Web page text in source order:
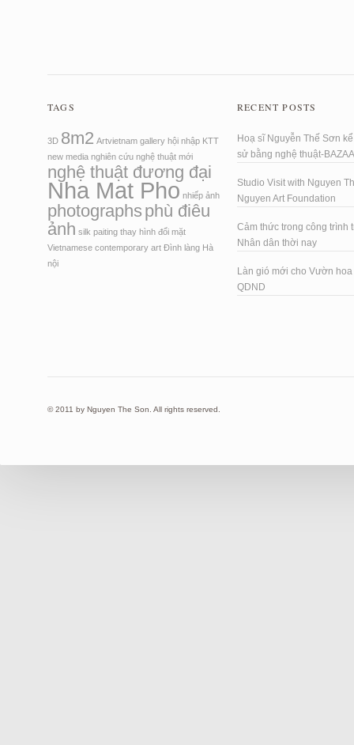
TAGS
3D 8m2 Artvietnam gallery hội nhập KTT
new media nghiên cứu nghệ thuật mới
nghệ thuật đương đại
Nha Mat Pho nhiếp ảnh
photographs phù điêu
ảnh silk paiting thay hình đổi mặt
Vietnamese contemporary art Đình làng Hà
nội
RECENT POSTS
Hoạ sĩ Nguyễn Thế Sơn
sử bằng nghệ thuật-
Studio Visit with Nguyen
Nguyen Art Foundation
Cảm thức trong công trình
Nhân dân thời nay
Làn gió mới cho Vườn
QDND
© 2011 by Nguyen The Son. All rights reserved.